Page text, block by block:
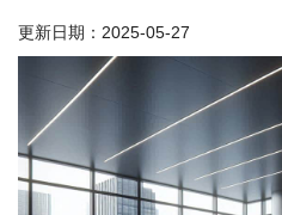
更新日期： 2025-05-27